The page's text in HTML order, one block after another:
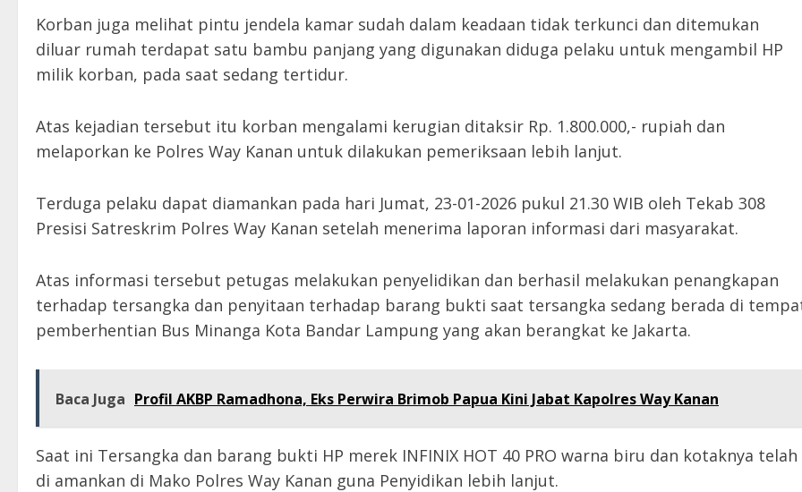
Korban juga melihat pintu jendela kamar sudah dalam keadaan tidak terkunci dan ditemukan
diluar rumah terdapat satu bambu panjang yang digunakan diduga pelaku untuk mengambil HP
milik korban, pada saat sedang tertidur.
Atas kejadian tersebut itu korban mengalami kerugian ditaksir Rp. 1.800.000,- rupiah dan
melaporkan ke Polres Way Kanan untuk dilakukan pemeriksaan lebih lanjut.
Terduga pelaku dapat diamankan pada hari Jumat, 23-01-2026 pukul 21.30 WIB oleh Tekab 308
Presisi Satreskrim Polres Way Kanan setelah menerima laporan informasi dari masyarakat.
Atas informasi tersebut petugas melakukan penyelidikan dan berhasil melakukan penangkapan
terhadap tersangka dan penyitaan terhadap barang bukti saat tersangka sedang berada di
pemberhentian Bus Minanga Kota Bandar Lampung yang akan berangkat ke Jakarta.
Baca Juga Profil AKBP Ramadhona, Eks Perwira Brimob Papua Kini Jabat Kapolres Way Kanan
Saat ini Tersangka dan barang bukti HP merek INFINIX HOT 40 PRO warna biru dan kotaknya telah
di amankan di Mako Polres Way Kanan guna Penyidikan lebih lanjut.